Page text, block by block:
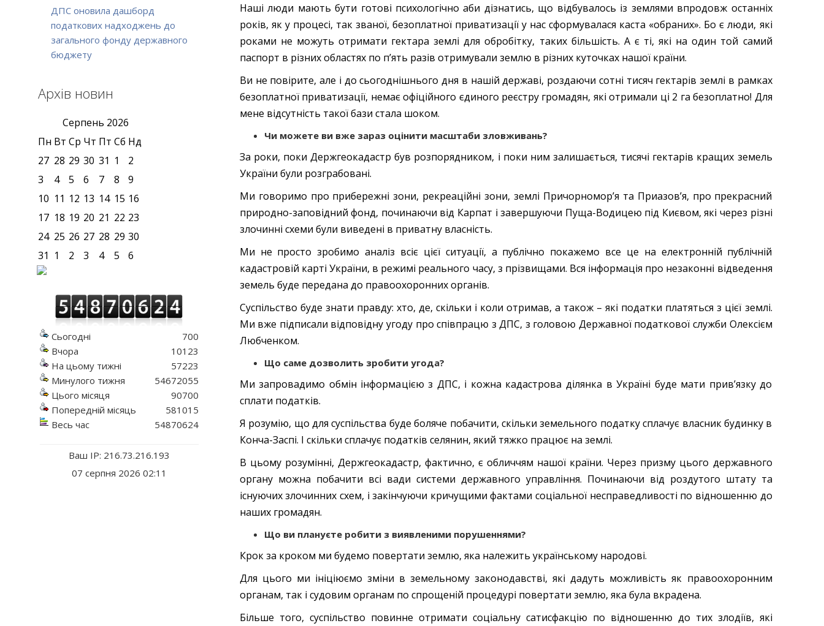
ДПС оновила дашборд
податкових надходжень до
загального фонду державного
бюджету
Архів новин
Серпень 2026
Пн Вт Ср Чт Пт Сб Нд
27 28 29 30 31 1
2
3
4 5 6 7 8
9
10 11 12 13 14 15 16
17 18 19 20 21 22 23
24 25 26 27 28 29 30
31 1 2 3 4 5 6
Сьогодні
Вчора
На цьому тижні
Минулого тижня
Цього місяця
Попередній місяць
Весь час
700
10123
57223
54672055
90700
581015
54870624
Ваш IP: 216.73.216.193
07 серпня 2026 02:11
Наші люди мають бути готові психологічно аби дізнатись, що відбувалось із землями впродовж останніх
років, як у процесі, так званої, безоплатної приватизації у нас сформувалася каста «обраних». Бо є люди, які
роками не можуть отримати гектара землі для обробітку, таких більшість. А є ті, які на один той самий
паспорт в різних областях по п’ять разів отримували землю в різних куточках нашої країни.
Ви не повірите, але і до сьогоднішнього дня в нашій державі, роздаючи сотні тисяч гектарів землі в рамках
безоплатної приватизації, немає офіційного єдиного реєстру громадян, які отримали ці 2 га безоплатно! Для
мене відсутність такої бази стала шоком.
Чи можете ви вже зараз оцінити масштаби зловживань?
За роки, поки Держгеокадастр був розпорядником, і поки ним залишається, тисячі гектарів кращих земель
України були розграбовані.
Ми говоримо про прибережні зони, рекреаційні зони, землі Причорномор’я та Приазов’я, про прекрасний
природно-заповідний фонд, починаючи від Карпат і завершуючи Пуща-Водицею під Києвом, які через різні
злочинні схеми були виведені в приватну власність.
Ми не просто зробимо аналіз всіє цієї ситуації, а публічно покажемо все це на електронній публічній
кадастровій карті України, в режимі реального часу, з прізвищами. Вся інформація про незаконні відведення
земель буде передана до правоохоронних органів.
Суспільство буде знати правду: хто, де, скільки і коли отримав, а також – які податки платяться з цієї землі.
Ми вже підписали відповідну угоду про співпрацю з ДПС, з головою Державної податкової служби Олексієм
Любченком.
Що саме дозволить зробити угода?
Ми запровадимо обмін інформацією з ДПС, і кожна кадастрова ділянка в Україні буде мати прив’язку до
сплати податків.
Я розумію, що для суспільства буде боляче побачити, скільки земельного податку сплачує власник будинку в
Конча-Заспі. І скільки сплачує податків селянин, який тяжко працює на землі.
В цьому розумінні, Держгеокадастр, фактично, є обличчям нашої країни. Через призму цього державного
органу можна побачити всі вади системи державного управління. Починаючи від роздутого штату та
існуючих злочинних схем, і закінчуючи кричущими фактами соціальної несправедливості по відношенню до
наших громадян.
Що ви плануєте робити з виявленими порушеннями?
Крок за кроком ми будемо повертати землю, яка належить українському народові.
Для цього ми ініціюємо зміни в земельному законодавстві, які дадуть можливість як правоохоронним
органам, так і судовим органам по спрощеній процедурі повертати землю, яка була вкрадена.
Більше того, суспільство повинне отримати соціальну сатисфакцію по відношенню до тих злодіїв, які